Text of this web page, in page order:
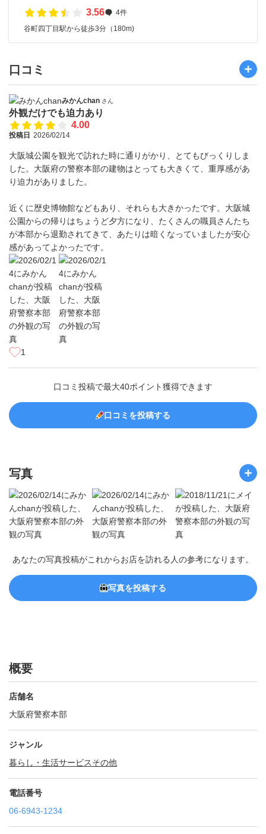
3.56
4件
谷町四丁目駅から徒歩3分（180m)
口コミ
みかんchan さん
外観だけでも迫力あり
4.00
投稿日 2026/02/14
大阪城公園を観光で訪れた時に通りがかり、とてもびっくりしま
した。大阪府の警察本部の建物はとっても大きくて、重厚感があ
り迫力がありました。
近くに歴史博物館などもあり、それらも大きかったです。大阪城
公園からの帰りはちょうど夕方になり、たくさんの職員さんたち
が本部から退勤されてきて、あたりは暗くなっていましたが安心
感があってよかったです。
1
口コミ投稿で最大40ポイント獲得できます
口コミを投稿する
写真
あなたの写真投稿がこれからお店を訪れる人の参考になります。
写真を投稿する
概要
店舗名
大阪府警察本部
ジャンル
暮らし・生活サービスその他
電話番号
06-6943-1234